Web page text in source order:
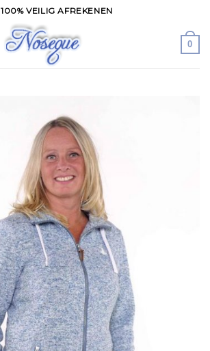
100% VEILIG AFREKENEN
0